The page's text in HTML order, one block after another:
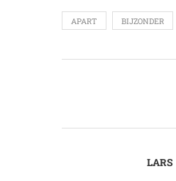
APART BIJZONDER
LARS